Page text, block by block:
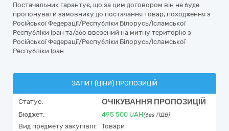
Постачальник гарантує, що за цим договором він не буде
пропонувати замовнику до постачання товар, походження з
Російської Федерації/Республіки Білорусь/Ісламської
Республіки Іран та/або ввезений на митну територію з
Російської Федерації/Республіки Білорусь/Ісламської
Республіки Іран.
ЗАПИТ (ЦІНИ) ПРОПОЗИЦІЙ
Статус: ОЧІКУВАННЯ ПРОПОЗИЦІЙ
Бюджет: 495 500 UAH(без ПДВ)
Вид предмету закупівлі:
Товари